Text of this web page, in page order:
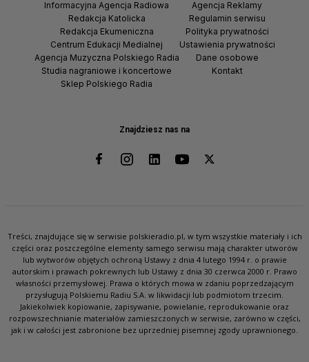
Znajdziesz nas na
Informacyjna Agencja Radiowa
Redakcja Katolicka
Redakcja Ekumeniczna
Centrum Edukacji Medialnej
Agencja Muzyczna Polskiego Radia
Studia nagraniowe i koncertowe
Sklep Polskiego Radia
Agencja Reklamy
Regulamin serwisu
Polityka prywatności
Ustawienia prywatności
Dane osobowe
Kontakt
Treści, znajdujące się w serwisie polskieradio.pl, w tym wszystkie materiały i ich
części oraz poszczególne elementy samego serwisu mają charakter utworów
lub wytworów objętych ochroną Ustawy z dnia 4 lutego 1994 r. o prawie
autorskim i prawach pokrewnych lub Ustawy z dnia 30 czerwca 2000 r. Prawo
własności przemysłowej. Prawa o których mowa w zdaniu poprzedzającym
przysługują Polskiemu Radiu S.A. w likwidacji lub podmiotom trzecim.
Jakiekolwiek kopiowanie, zapisywanie, powielanie, reprodukowanie oraz
rozpowszechnianie materiałów zamieszczonych w serwisie, zarówno w części,
jak i w całości jest zabronione bez uprzedniej pisemnej zgody uprawnionego.